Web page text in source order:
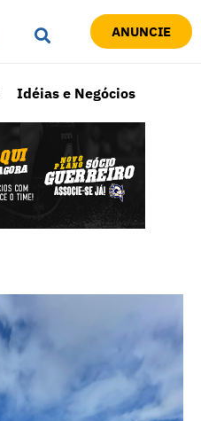
ANUNCIE
Idéias e Negócios